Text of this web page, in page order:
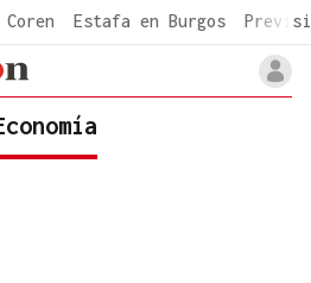
Estafa en Burgos